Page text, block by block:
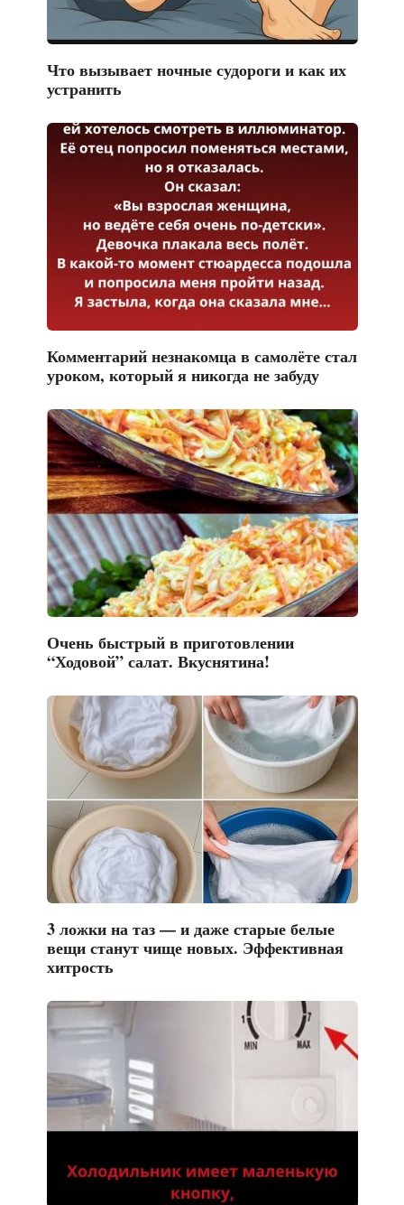
Что вызывает ночные судороги и как их
устранить
Комментарий незнакомца в самолёте стал
уроком, который я никогда не забуду
Очень быстрый в приготовлении
“Ходовой” салат. Вкуснятина!
3 ложки на таз — и даже старые белые
вещи станут чище новых. Эффективная
хитрость